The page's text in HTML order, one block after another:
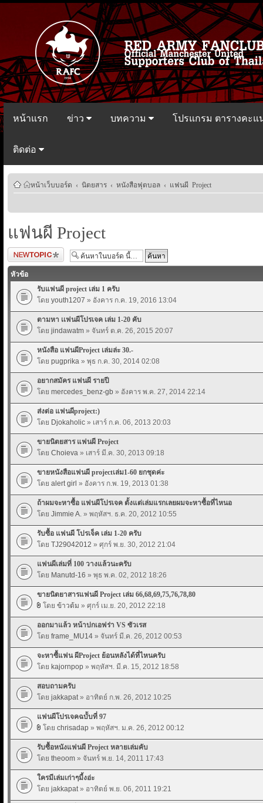
หน้าแรก ข่าว บทความ โปรแกรม ตารางคะ
ติดต่อ
หน้าเว็บบอร์ด ‹ นิตยสาร ‹ หนังสือฟุตบอล ‹ แฟนผี Project
แฟนผี Project
ตั้งกระทู้ใหม่
หัวข้อ
รับแฟนผี project เล่ม 1 ครับ
โดย youth1207 » อังคาร ก.ค. 19, 2016 13:04
ตามหา เเฟนผีโปรเจค เล่ม 1-20 คับ
โดย jindawatm » จันทร์ ต.ค. 26, 2015 20:07
หนังสือ แฟนผีProject เล่มล่ะ 30.-
โดย pugprika » พุธ ก.ค. 30, 2014 02:08
อยากสมัคร แฟนผี รายปี
โดย mercedes_benz-gb » อังคาร พ.ค. 27, 2014 22:14
ส่งต่อ แฟนผีproject:)
โดย Djokaholic » เสาร์ ก.ค. 06, 2013 20:03
ขายนิตยสาร แฟนผี Project
โดย Choieva » เสาร์ มี.ค. 30, 2013 09:18
ขายหนังสือแฟนผี projectเล่ม1-60 ยกชุดค่ะ
โดย alert girl » อังคาร ก.พ. 19, 2013 01:38
ถ้าผมจะหาซื้อ แฟนผีโปรเจค ตั้งแต่เล่มแรกเลยผมจะหาซื้อที่ไหนอ
โดย Jimmie A. » พฤหัสฯ. ธ.ค. 20, 2012 10:55
รับซื้อ แฟนผี โปรเจ็ค เล่ม 1-20 ครับ
โดย TJ29042012 » ศุกร์ พ.ย. 30, 2012 21:04
แฟนผีเล่มที่ 100 วางแล้วนะครับ
โดย Manutd-16 » พุธ พ.ค. 02, 2012 18:26
ขายนิตยาสารแฟนผี Project เล่ม 66,68,69,75,76,78,80
โดย ข้าวต้ม » ศุกร์ เม.ย. 20, 2012 22:18
ออกมาแล้ว หน้าปกเอฟร่า VS ซัวเรส
โดย frame_MU14 » จันทร์ มี.ค. 26, 2012 00:53
จะหาซื้แฟน ผีProject ย้อนหลังได้ที่ไหนครับ
โดย kajornpop » พฤหัสฯ. มี.ค. 15, 2012 18:58
สอบถามครับ
โดย jakkapat» อาทิตย์ ก.พ. 26, 2012 10:25
แฟนผีโปรเจคฉบัับที่ 97
โดย chrisadap » พฤหัสฯ. ม.ค. 26, 2012 00:12
รับซื้อหนังแฟนผี Project หลายเล่มคับ
โดย theoom » จันทร์ พ.ย. 14, 2011 17:43
ใครมีเล่มเก่าๆมี้งอ่ะ
โดย jakkapat» อาทิตย์ พ.ย. 06, 2011 19:21